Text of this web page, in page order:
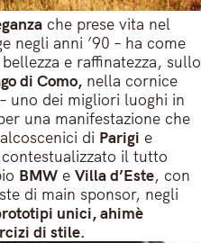
che prese vita nel
negli anni ’90 – ha come
e raffinatezza, sullo
di Como, nella cornice
uno dei migliori luoghi in
una manifestazione che
di Parigi e
il tutto
BMW e Villa d’Este, con
di main sponsor, negli
unici, ahimè
di stile.